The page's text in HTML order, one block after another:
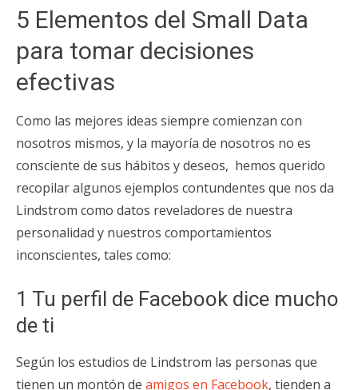
5 Elementos del Small Data
para tomar decisiones
efectivas
Como las mejores ideas siempre comienzan con
nosotros mismos, y la mayoría de nosotros no es
consciente de sus hábitos y deseos, hemos querido
recopilar algunos ejemplos contundentes que nos da
Lindstrom como datos reveladores de nuestra
personalidad y nuestros comportamientos
inconscientes, tales como:
1 Tu perfil de Facebook dice mucho
de ti
Según los estudios de Lindstrom las personas que
tienen un montón de amigos en Facebook, tienden a